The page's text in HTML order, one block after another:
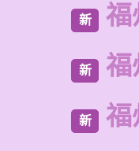
新 福
新 福
新 福